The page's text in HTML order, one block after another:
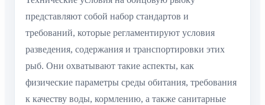
представляют собой набор стандартов и
требований, которые регламентируют условия
разведения, содержания и транспортировки этих
рыб. Они охватывают такие аспекты, как
физические параметры среды обитания, требования
к качеству воды, кормлению, а также санитарные